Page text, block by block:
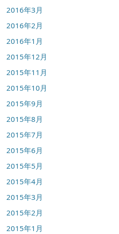
2016年3月
2016年2月
2016年1月
2015年12月
2015年11月
2015年10月
2015年9月
2015年8月
2015年7月
2015年6月
2015年5月
2015年4月
2015年3月
2015年2月
2015年1月